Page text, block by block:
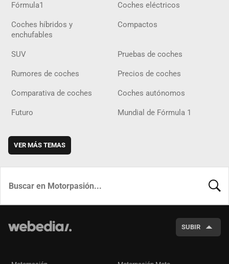
Fórmula1 Coches eléctricos
Coches híbridos y
enchufables
Compactos
SUV Pruebas de coches
Rumores de coches Precios de coches
Comparativa de coches Coches autónomos
Futuro Mundial de Fórmula 1
VER MÁS TEMAS
SUBIR